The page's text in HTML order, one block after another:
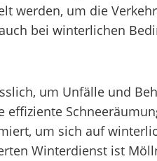
werden, um die
bei winterlichen
um Unfälle und
um sich auf
Winterdienst ist